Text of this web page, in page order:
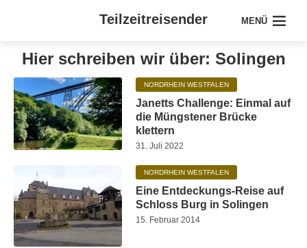
Teilzeitreisender MENÜ
Hier schreiben wir über: Solingen
NORDRHEIN WESTFALEN
Janetts Challenge: Einmal auf
die Müngstener Brücke
klettern
31. Juli 2022
NORDRHEIN WESTFALEN
Eine Entdeckungs-Reise auf
Schloss Burg in Solingen
15. Februar 2014